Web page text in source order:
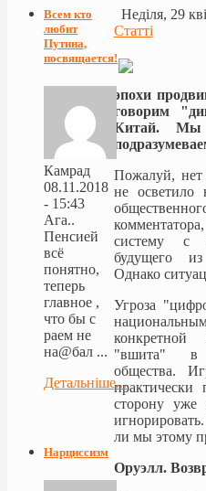
Неділя, 29
Статті
эпохи
говорим
Китай. Мы
Пожалуй,
не осветило
систему с
будущего
Однако
Угроза
конкретной
"вшита" в
общества.
сторону уже
ли мы этому
Оруэлл.
Всем кто
любит
Путина,
посвящается!
Камрад
08.11.2018
- 15:43
Ага..
Пенсией
всё
понятно,
теперь
главное ,
что бы с
раем не
на@бал ...
Детальніше...
Нарциссизм